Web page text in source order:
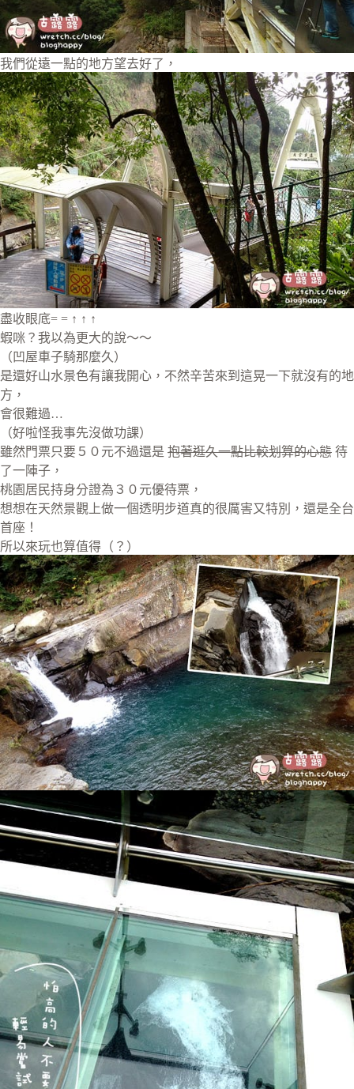
我們從遠一點的地方望去好了，
盡收眼底= = ↑ ↑ ↑
蝦咪？我以為更大的說～～
（凹屋車子騎那麼久）
是還好山水景色有讓我開心，不然辛苦來到這晃一下就沒有的地
方，
會很難過…
（好啦怪我事先沒做功課）
雖然門票只要５０元不過還是 抱著逛久一點比較划算的心態 待
了一陣子，
桃園居民持身分證為３０元優待票，
想想在天然景觀上做一個透明步道真的很厲害又特別，還是全台
首座！
所以來玩也算值得（？）